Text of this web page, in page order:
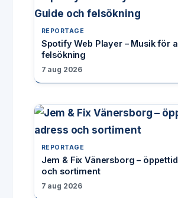
REPORTAGE
Spotify Web Player – Musik för
felsökning
7 aug 2026
REPORTAGE
Jem & Fix Vänersborg –
och sortiment
7 aug 2026